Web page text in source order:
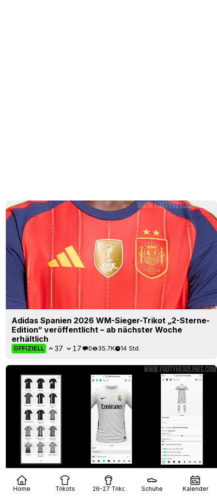
Home Trikots 26-27 Trikots Schuhe Kalender
Adidas Spanien 2026 WM-Sieger-Trikot „2-Sterne-
Edition“ veröffentlicht – ab nächster Woche
erhältlich
OFFIZIELL 37 17 0 35.7K 14 Std.
Völlig neue mobile Benutzeroberfläche für den
Trikot Creator gestartet